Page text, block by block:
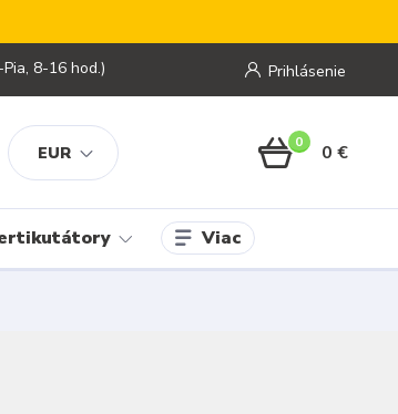
EUR
Prihlásenie
Pia, 8-16 hod.)
0 0 €
Viac